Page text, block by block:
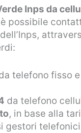
Inps da
possibile
telefono fisso
da telefono
, in base alla
gestori